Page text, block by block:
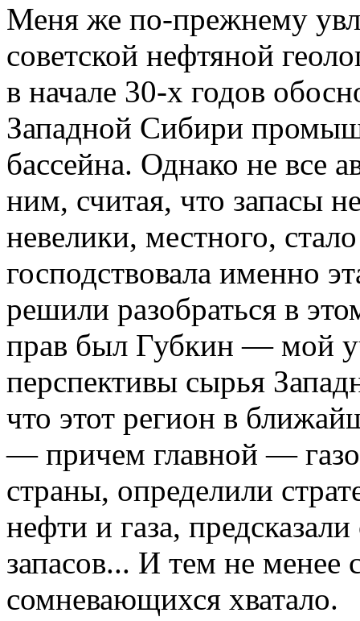
Меня же по-прежнему
советской нефтяной
в начале 30-х годов
Западной Сибири
бассейна. Однако не все
ним, считая, что запасы
невелики, местного,
господствовала именно
решили разобраться в
прав был Губкин — мой
перспективы сырья
что этот регион в
— причем главной —
страны, определили
нефти и газа,
запасов... И тем не менее
сомневающихся хватало.